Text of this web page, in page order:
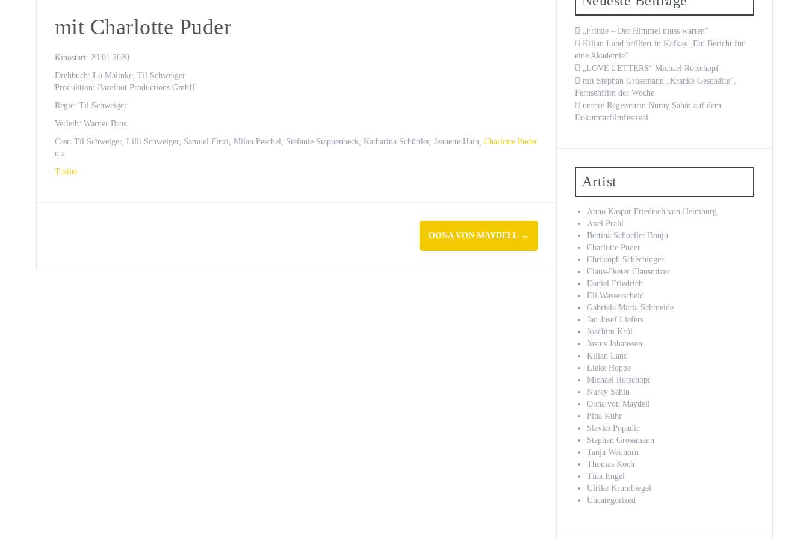
Michael Rotschopf und Charlotte Puder
„Fritzie – Der Himmel muss warten“
mit Charlotte Puder
Kinostart: 23.01.2020
Drehbuch: Lo Malinke, Til Schweiger
Produktion: Barefoot Productions GmbH
Regie: Til Schweiger
Verleih: Warner Bros.
Cast: Til Schweiger, Lilli Schweiger, Samuel Finzi, Milan Peschel, Stefanie Stappenbeck, Katharina Schüttler, Jeanette Hain, Charlotte Puder
u.a.
Trailer
OONA VON MAYDELL →
„Fritzie – Der Himmel muss warten“
Kilian Land brilliert in Kafkas „Ein Bericht für
eine Akademie“
„LOVE LETTERS“ Michael Rotschopf
mit Stephan Grossmann „Kranke Geschäfte“,
Fernsehfilm der Woche
unsere Regisseurin Nuray Sahin auf dem
Dokumtarfilmfestival
Artist
Anno Kaspar Friedrich von Heimburg
Axel Prahl
Bettina Schoeller Bouju
Charlotte Puder
Christoph Schechinger
Claus-Dieter Clausnitzer
Daniel Friedrich
Eli Wasserscheid
Gabriela Maria Schmeide
Jan Josef Liefers
Joachim Król
Justus Johanssen
Kilian Land
Lieke Hoppe
Michael Rotschopf
Nuray Sahin
Oona von Maydell
Pina Kühr
Slavko Popadic
Stephan Grossmann
Tanja Wedhorn
Thomas Koch
Tina Engel
Ulrike Krumbiegel
Uncategorized